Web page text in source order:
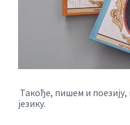
Такође, пишем и
језику.